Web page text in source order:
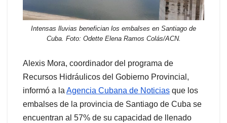
Intensas lluvias benefician los embalses en Santiago de
Cuba. Foto: Odette Elena Ramos Colás/ACN.
Alexis Mora, coordinador del programa de
Recursos Hidráulicos del Gobierno Provincial,
informó a la Agencia Cubana de Noticias que los
embalses de la provincia de Santiago de Cuba se
encuentran al 57% de su capacidad de llenado